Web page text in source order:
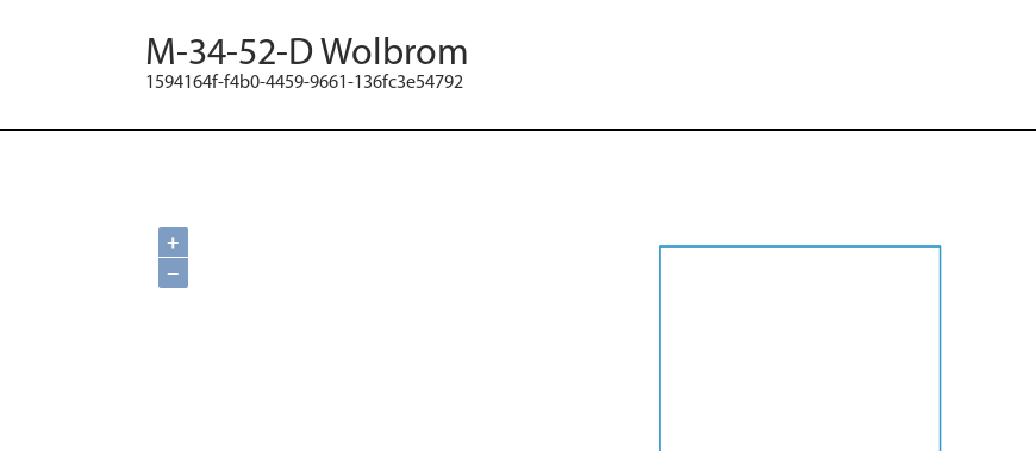
M-34-52-D Wolbrom
1594164f-f4b0-4459-9661-136fc3e54792
+
−